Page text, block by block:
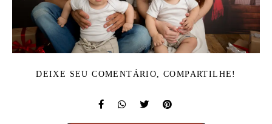
DEIXE SEU COMENTÁRIO, COMPARTILHE!